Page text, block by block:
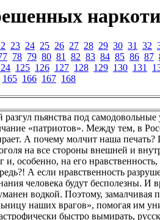
23 24 25 26 27 28 29 30 31 32
78 79 80 81 82 83 84 85 86 87
125 126 127 128 129 130 131
165 166 167 168
разгул пьянства под
«патриотов». Между тем, в
А почему молчит наша
на все стороны внешней и
и, особенно, на его
А если нравственность
человека будут бесполезны.
водкой. Поэтому, замалчивая
наших врагов», помогая им
быстро вымирать,